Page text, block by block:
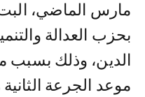
مارس الماضي،
بحزب العدالة
الدين، وذلك بسبب
موعد الجرعة